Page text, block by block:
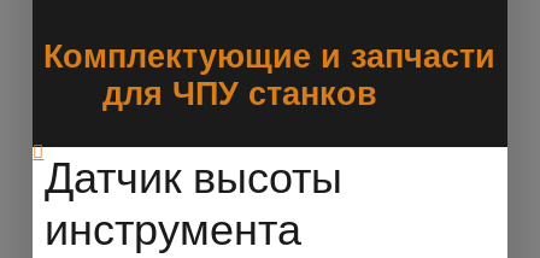
Комплектующие и запчасти
для ЧПУ станков
Датчик высоты
инструмента